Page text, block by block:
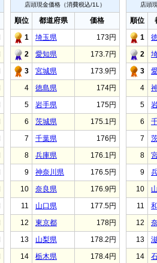
店頭現金価格（消費税込/1L）
順位 都道府県
価格
1
埼玉県
173円
2
愛知県
173.7円
3
宮城県
173.9円
4
徳島県
174円
5
岩手県
175円
6
茨城県
175.1円
7
千葉県
176円
8
兵庫県
176.1円
9
神奈川県
176.5円
10
奈良県
176.9円
11
山口県
177.5円
12
東京都
178円
13
山梨県
178.2円
14
栃木県
178.4円
店頭
順位
1
2
3
4
5
6
7
8
9
10
11
12
13
14